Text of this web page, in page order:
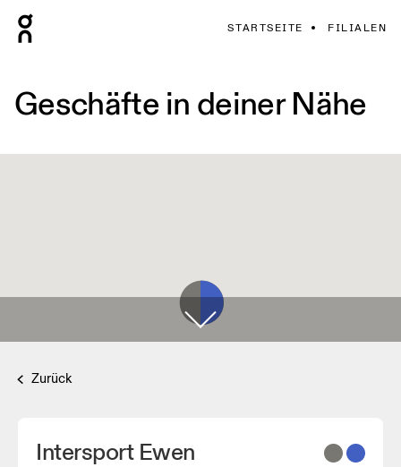
STARTSEITE FILIALEN
Geschäfte in deiner Nähe
Zurück
Intersport Ewen